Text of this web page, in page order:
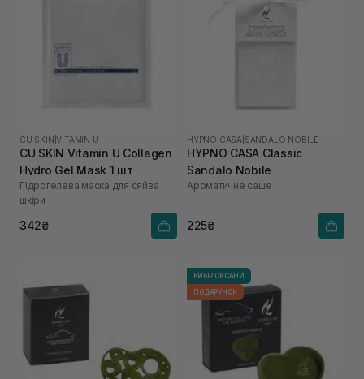
CU SKIN |VITAMIN U
CU SKIN Vitamin U Collagen
Hydro Gel Mask 1 шт
Гідрогелева маска для сяйва
шкіри
342₴
HYPNO CASA SANDALO NOBILE
HYPNO CASA Classic
Sandalo Nobile
Ароматичне саше
225₴
ВИБІР ОКСАНИ
ПОДАРУНОК